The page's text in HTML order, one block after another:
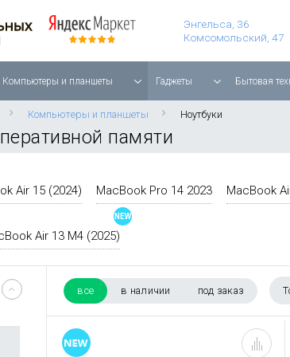
Энгельса, 36
Комсомольский, 47
Компьютеры и планшеты Гаджеты Бытовая
Компьютеры и планшеты Ноутбуки
памяти
Air 15 (2024) MacBook Pro 14 2023 MacBook
Air 13 M4 (2025)
все в наличии под заказ